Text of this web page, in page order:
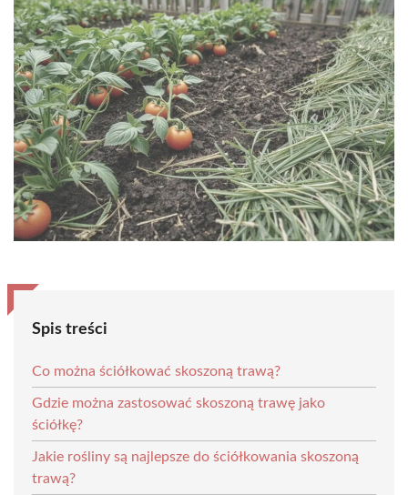
Spis treści
Co można ściółkować skoszoną trawą?
Gdzie można zastosować skoszoną trawę jako
ściółkę?
Jakie rośliny są najlepsze do ściółkowania skoszoną
trawą?